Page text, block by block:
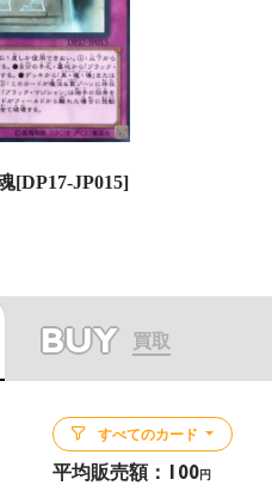
[DP17-JP015]
BUY 買取
すべてのカード
平均販売額： 100円